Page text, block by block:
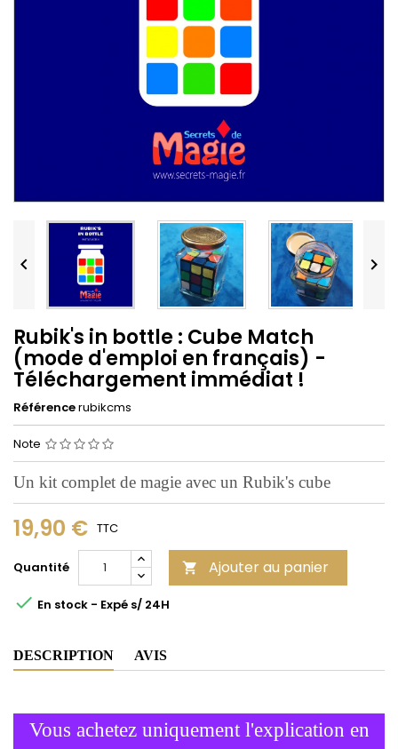
 
Rubik's in bottle : Cube Match
(mode d'emploi en français) -
Téléchargement immédiat !
Référencerubikcms
Note
Un kit complet de magie avec un Rubik's cube
19,90 € TTC
Quantité  Ajouter au panier
 En stock - Expé s/ 24H
DESCRIPTION AVIS
Vous achetez uniquement l'explication en